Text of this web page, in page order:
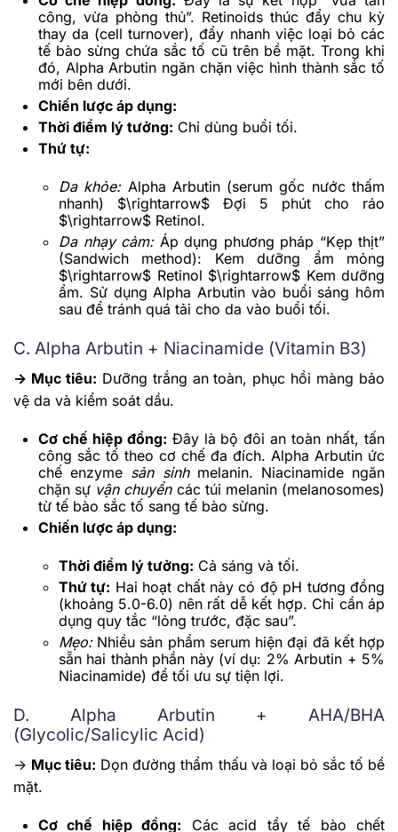
công, vừa phòng thủ”. Retinoids thúc đẩy chu kỳ
thay da (cell turnover), đẩy nhanh việc loại bỏ các
tế bào sừng chứa sắc tố cũ trên bề mặt. Trong khi
đó, Alpha Arbutin ngăn chặn việc hình thành sắc tố
mới bên dưới.
Chiến lược áp dụng:
Thời điểm lý tưởng: Chỉ dùng buổi tối.
Thứ tự:
Da khỏe:Alpha Arbutin (serum gốc nước thấm
nhanh) $\rightarrow$ Đợi 5 phút cho ráo
$\rightarrow$ Retinol.
Da nhạy cảm:Áp dụng phương pháp “Kẹp thịt”
(Sandwich method): Kem dưỡng ẩm mỏng
$\rightarrow$ Retinol $\rightarrow$ Kem dưỡng
ẩm. Sử dụng Alpha Arbutin vào buổi sáng hôm
sau để tránh quá tải cho da vào buổi tối.
C. Alpha Arbutin + Niacinamide (Vitamin B3)
-> Mục tiêu: Dưỡng trắng an toàn, phục hồi màng bảo
vệ da và kiểm soát dầu.
Cơ chế hiệp đồng: Đây là bộ đôi an toàn nhất, tấn
công sắc tố theo cơ chế đa đích. Alpha Arbutin ức
chế enzyme sản sinhmelanin. Niacinamide ngăn
chặn sự vận chuyểncác túi melanin (melanosomes)
từ tế bào sắc tố sang tế bào sừng.
Chiến lược áp dụng:
Thời điểm lý tưởng: Cả sáng và tối.
Thứ tự: Hai hoạt chất này có độ pH tương đồng
(khoảng 5.0-6.0) nên rất dễ kết hợp. Chỉ cần áp
dụng quy tắc “lỏng trước, đặc sau”.
Mẹo:Nhiều sản phẩm serum hiện đại đã kết hợp
sẵn hai thành phần này (ví dụ: 2% Arbutin + 5%
Niacinamide) để tối ưu sự tiện lợi.
D. Alpha Arbutin + AHA/BHA
(Glycolic/Salicylic Acid)
-> Mục tiêu: Dọn đường thẩm thấu và loại bỏ sắc tố bề
mặt.
Cơ chế hiệp đồng: Các acid tẩy tế bào chết